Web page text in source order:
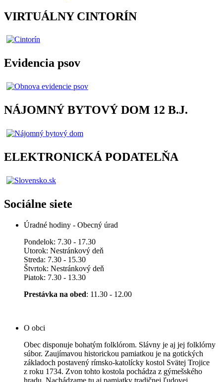
VIRTUÁLNY CINTORÍN
Evidencia psov
NÁJOMNÝ BYTOVÝ DOM 12 B.J.
ELEKTRONICKÁ PODATELŇA
Sociálne siete
Úradné hodiny - Obecný úrad
Pondelok: 7.30 - 17.30
Utorok: Nestránkový deň
Streda: 7.30 - 15.30
Štvrtok: Nestránkový deň
Piatok: 7.30 - 13.30
Prestávka na obed: 11.30 - 12.00
O obci
Obec disponuje bohatým folklórom. Slávny je aj jej folklórny
súbor. Zaujímavou historickou pamiatkou je na gotických
základoch postavený rímsko-katolícky kostol Svätej Trojice
z roku 1734. Zvon tohto kostola pochádza z gýmešského
hradu. Nachádzame tu aj pamiatky tradičnej ľudovej